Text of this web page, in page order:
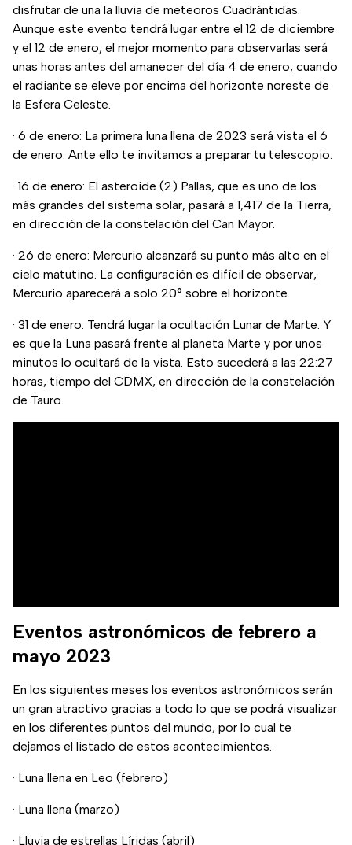
disfrutar de una la lluvia de meteoros Cuadrántidas.
Aunque este evento tendrá lugar entre el 12 de diciembre
y el 12 de enero, el mejor momento para observarlas será
unas horas antes del amanecer del día 4 de enero, cuando
el radiante se eleve por encima del horizonte noreste de
la Esfera Celeste.
· 6 de enero: La primera luna llena de 2023 será vista el 6
de enero. Ante ello te invitamos a preparar tu telescopio.
· 16 de enero: El asteroide (2) Pallas, que es uno de los
más grandes del sistema solar, pasará a 1,417 de la Tierra,
en dirección de la constelación del Can Mayor.
· 26 de enero: Mercurio alcanzará su punto más alto en el
cielo matutino. La configuración es difícil de observar,
Mercurio aparecerá a solo 20° sobre el horizonte.
· 31 de enero: Tendrá lugar la ocultación Lunar de Marte. Y
es que la Luna pasará frente al planeta Marte y por unos
minutos lo ocultará de la vista. Esto sucederá a las 22:27
horas, tiempo del CDMX, en dirección de la constelación
de Tauro.
Eventos astronómicos de febrero a
mayo 2023
En los siguientes meses los eventos astronómicos serán
un gran atractivo gracias a todo lo que se podrá visualizar
en los diferentes puntos del mundo, por lo cual te
dejamos el listado de estos acontecimientos.
· Luna llena en Leo (febrero)
· Luna llena (marzo)
· Lluvia de estrellas Líridas (abril)